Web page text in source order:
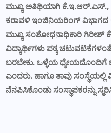
ಮುಖ್ಯ ಅತಿಥಿಯಾಗಿ ಕೆ.ಇ.ಆರ್.ಎಸ್.,
ಕರಾವಳಿ ಇಂಜಿನಿಯರಿಂಗ್
ಮುಖ್ಯ ಸಂಶೋಧನಾಧಿಕಾರಿ ಗಿರೀಶ್
ವಿದ್ಯಾರ್ಥಿಗಳು ಪಠ್ಯ
ಬರಬೇಕು. ಒಳ್ಳೆಯ ಧ್ಯೇಯದೊಂದಿಗೆ
ಎಂದರು. ಹಾಗೂ ತಾವು ಸಂಸ್ಥೆಯಲ್ಲಿ
ನೆನಪಿಸಿಕೊಂಡು ಸಂಸ್ಥಾಪಕರನ್ನು